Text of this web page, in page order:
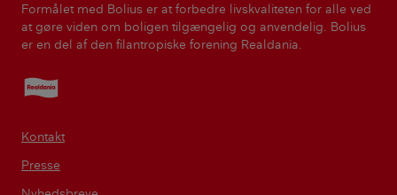
Formålet med Bolius er at forbedre livskvaliteten for alle ved
at gøre viden om boligen tilgængelig og anvendelig. Bolius
er en del af den filantropiske forening Realdania.
Realdania
Kontakt
Presse